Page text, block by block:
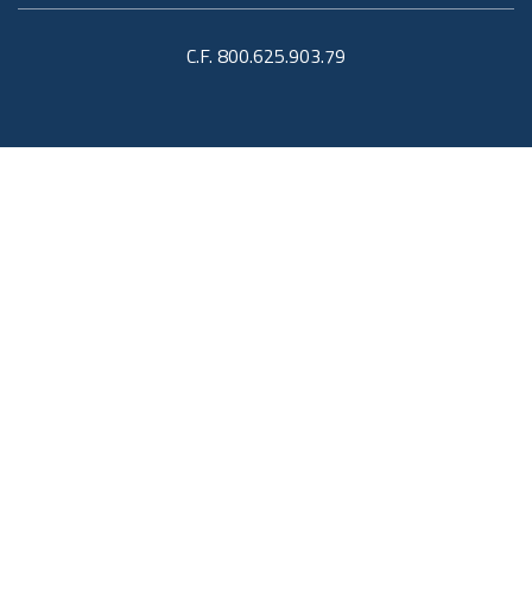
C.F. 800.625.903.79